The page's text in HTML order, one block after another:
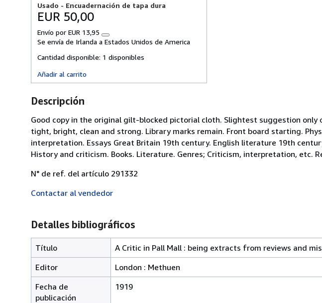
Usado - Encuadernación de tapa dura
EUR 50,00
Envío por EUR 13,95
Más
información
las
envío
Se envía de Irlanda a Estados Unidos de America
Cantidad disponible: 1 disponibles
Añadir al carrito
Descripción
Good copy in the original gilt-blocked pictorial cloth. Slightest suggestion
tight, bright, clean and strong. Library marks remain. Front board starting.
interpretation. Essays Great Britain 19th century. English literature 19th
History and criticism. Books. Literature. Genres; Criticism, interpretation, etc.
N° de ref. del artículo 291332
Contactar al vendedor
Detalles bibliográficos
Título
A Critic in Pall Mall : being extracts from reviews and
Editor
London : Methuen
Fecha de
publicación
1919